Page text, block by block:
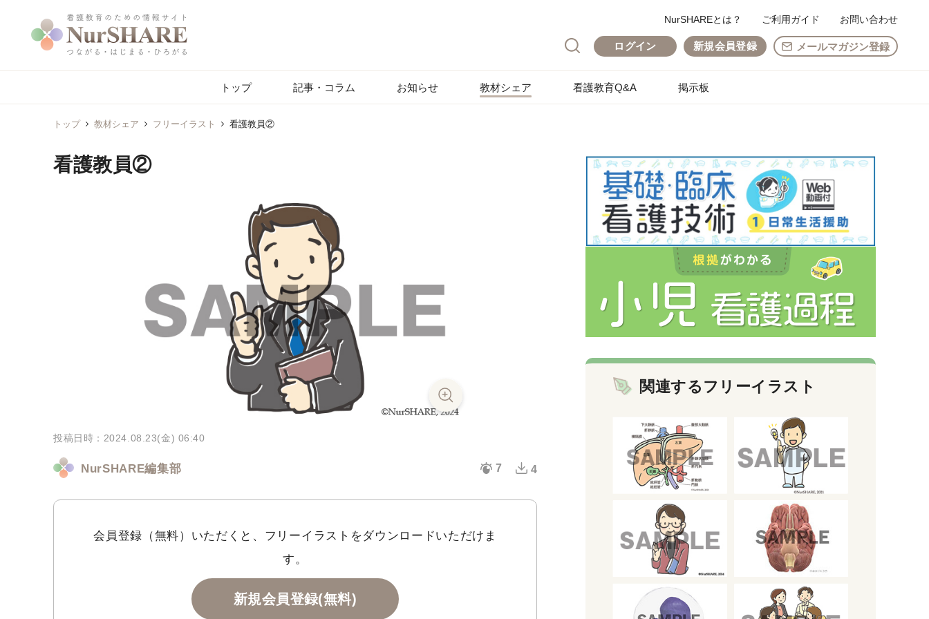
NurSHAREとは？ ご利用ガイド お問い合わせ
ログイン 新規会員登録 メールマガジン登録
トップ 記事・コラム お知らせ 教材シェア 看護教育Q&A 掲示板
トップ 教材シェア フリーイラスト 看護教員②
看護教員②
投稿日時：2024.08.23(金) 06:40
NurSHARE編集部 7 4
会員登録（無料）いただくと、フリーイラストをダウンロードいただけま
す。
新規会員登録(無料)
関連するフリーイラスト